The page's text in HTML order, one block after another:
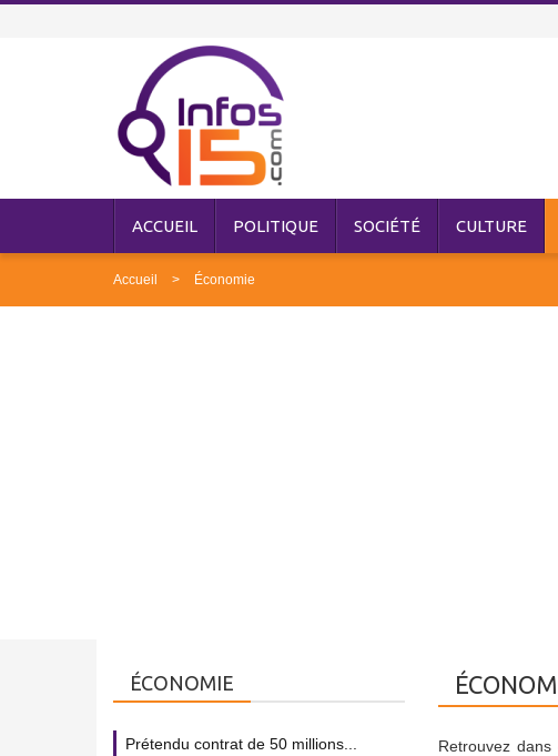
ACCUEIL POLITIQUE SOCIÉTÉ CULTURE
Accueil Économie
Retrouvez
ÉCONOMIE
Prétendu contrat de 50 millions...